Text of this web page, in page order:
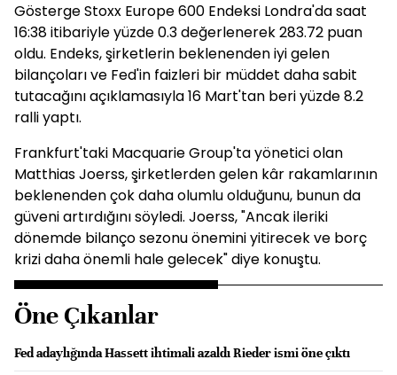
Gösterge Stoxx Europe 600 Endeksi Londra'da saat
16:38 itibariyle yüzde 0.3 değerlenerek 283.72 puan
oldu. Endeks, şirketlerin beklenenden iyi gelen
bilançoları ve Fed'in faizleri bir müddet daha sabit
tutacağını açıklamasıyla 16 Mart'tan beri yüzde 8.2
ralli yaptı.
Frankfurt'taki Macquarie Group'ta yönetici olan
Matthias Joerss, şirketlerden gelen kâr rakamlarının
beklenenden çok daha olumlu olduğunu, bunun da
güveni artırdığını söyledi. Joerss, "Ancak ileriki
dönemde bilanço sezonu önemini yitirecek ve borç
krizi daha önemli hale gelecek" diye konuştu.
Öne Çıkanlar
Fed adaylığında Hassett ihtimali azaldı Rieder ismi öne çıktı